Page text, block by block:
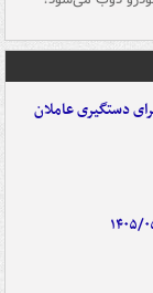
دستگیری عاملان